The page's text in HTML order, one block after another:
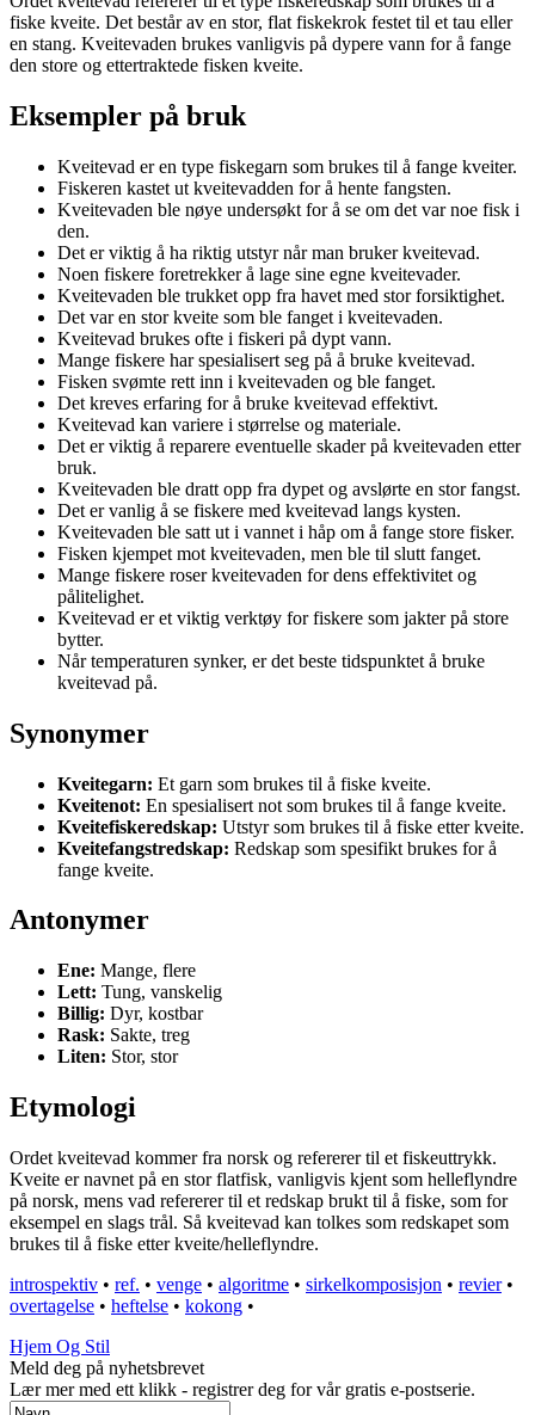
fiske kveite. Det består av en stor, flat fiskekrok festet til et tau eller
en stang. Kveitevaden brukes vanligvis på dypere vann for å fange
den store og ettertraktede fisken kveite.
Eksempler på bruk
Kveitevad er en type fiskegarn som brukes til å fange kveiter.
Fiskeren kastet ut kveitevadden for å hente fangsten.
Kveitevaden ble nøye undersøkt for å se om det var noe fisk i
den.
Det er viktig å ha riktig utstyr når man bruker kveitevad.
Noen fiskere foretrekker å lage sine egne kveitevader.
Kveitevaden ble trukket opp fra havet med stor forsiktighet.
Det var en stor kveite som ble fanget i kveitevaden.
Kveitevad brukes ofte i fiskeri på dypt vann.
Mange fiskere har spesialisert seg på å bruke kveitevad.
Fisken svømte rett inn i kveitevaden og ble fanget.
Det kreves erfaring for å bruke kveitevad effektivt.
Kveitevad kan variere i størrelse og materiale.
Det er viktig å reparere eventuelle skader på kveitevaden etter
bruk.
Kveitevaden ble dratt opp fra dypet og avslørte en stor fangst.
Det er vanlig å se fiskere med kveitevad langs kysten.
Kveitevaden ble satt ut i vannet i håp om å fange store fisker.
Fisken kjempet mot kveitevaden, men ble til slutt fanget.
Mange fiskere roser kveitevaden for dens effektivitet og
pålitelighet.
Kveitevad er et viktig verktøy for fiskere som jakter på store
bytter.
Når temperaturen synker, er det beste tidspunktet å bruke
kveitevad på.
Synonymer
Kveitegarn: Et garn som brukes til å fiske kveite.
Kveitenot: En spesialisert not som brukes til å fange kveite.
Kveitefiskeredskap: Utstyr som brukes til å fiske etter kveite.
Kveitefangstredskap: Redskap som spesifikt brukes for å
fange kveite.
Antonymer
Ene: Mange, flere
Lett: Tung, vanskelig
Billig: Dyr, kostbar
Rask: Sakte, treg
Liten: Stor, stor
Etymologi
Ordet kveitevad kommer fra norsk og refererer til et fiskeuttrykk.
Kveite er navnet på en stor flatfisk, vanligvis kjent som helleflyndre
på norsk, mens vad refererer til et redskap brukt til å fiske, som for
eksempel en slags trål. Så kveitevad kan tolkes som redskapet som
brukes til å fiske etter kveite/helleflyndre.
introspektiv • ref. • venge • algoritme • sirkelkomposisjon • revier•
overtagelse • heftelse • kokong •
Hjem Og Stil
Meld deg på nyhetsbrevet
Lær mer med ett klikk - registrer deg for vår gratis e-postserie.